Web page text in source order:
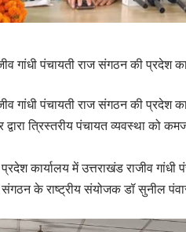
गांधी पंचायती राज संगठन की प्रदेश
गांधी पंचायती राज संगठन की प्रदेश
त्रिस्तरीय पंचायत व्यवस्था को
कार्यालय में उत्तराखंड राजीव गांधी
के राष्ट्रीय संयोजक डॉ सुनील पंवार